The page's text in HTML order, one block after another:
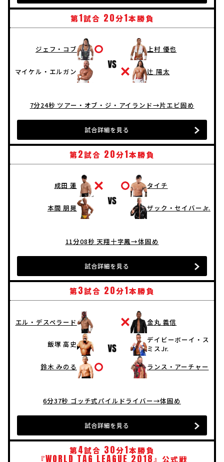
第1試合 20分1本勝負
ジェフ・コブ
マイケル・エルガン
上村 優也
辻 陽太
7分24秒 ツアー・オブ・ジ・アイランド→片エビ固め
試合詳細を見る
第2試合 20分1本勝負
成田 蓮
本間 朋晃
タイチ
ザック・セイバーJr.
11分08秒 天翔十字鳳→体固め
試合詳細を見る
第3試合 20分1本勝負
エル・デスペラード
飯塚 高史
鈴木 みのる
金丸 義信
デイビーボーイ・ス
ミスJr.
ランス・アーチャー
6分37秒 ゴッチ式パイルドライバー→体固め
試合詳細を見る
第4試合 30分1本勝負
『WORLD TAG LEAGUE 2018』公式戦